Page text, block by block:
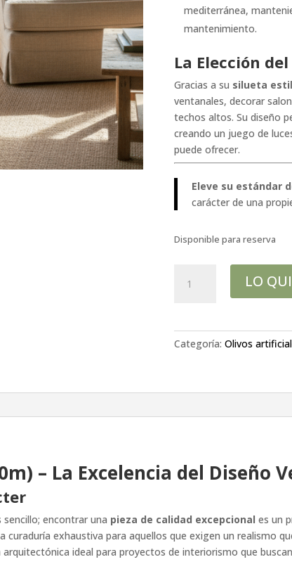
mediterránea,
mantenimiento.
La Elección
Gracias a su silueta
ventanales, decorar
techos altos. Su diseño
creando un juego de
puede ofrecer.
Eleve su estándar
carácter de una
Disponible para reserva
alto
LO
Categoría: Olivos
– La Excelencia del Diseño
encontrar una pieza de calidad excepcional es un
curaduría exhaustiva para aquellos que exigen un realismo
ideal para proyectos de interiorismo que